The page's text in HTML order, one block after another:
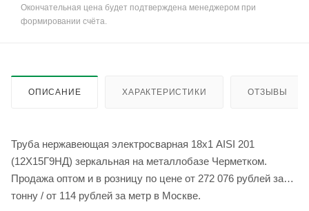
Окончательная цена будет подтверждена менеджером при
формировании счёта.
ОПИСАНИЕ ХАРАКТЕРИСТИКИ ОТЗЫВЫ
Труба нержавеющая электросварная 18х1 AISI 201
(12Х15Г9НД) зеркальная на металлобазе Черметком.
Продажа оптом и в розницу по цене от 272 076 рублей за
тонну / от 114 рублей за метр в Москве.